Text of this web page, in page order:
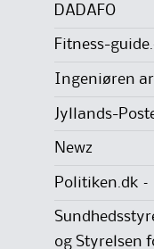
DADAFO
Fitness-
Ingeniøren
Jyllands-
Newz
Politiken.dk –
og Styrelsen